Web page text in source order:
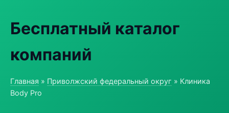
Бесплатный каталог
компаний
Главная » Приволжский федеральный округ » Клиника
Body Pro